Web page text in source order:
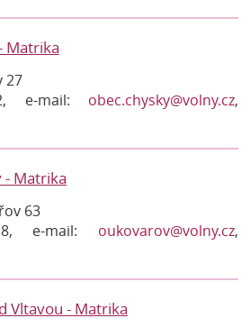
Matrika
27
e-mail: obec.chysky@volny.cz,
- Matrika
63
e-mail: oukovarov@volny.cz,
Vltavou - Matrika